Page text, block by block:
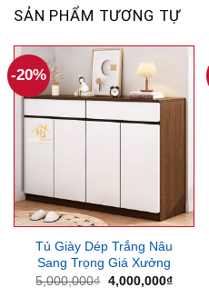
SẢN PHẨM TƯƠNG TỰ
-20%
Tủ Giày Dép Trắng Nâu
Sang Trọng Giá Xưởng
5,000,000₫ Giá
4,000,000₫Giá